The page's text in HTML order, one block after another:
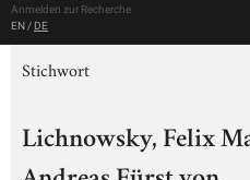
Anmelden zur Recherche
EN / DE
Stichwort
Lichnowsky, Felix